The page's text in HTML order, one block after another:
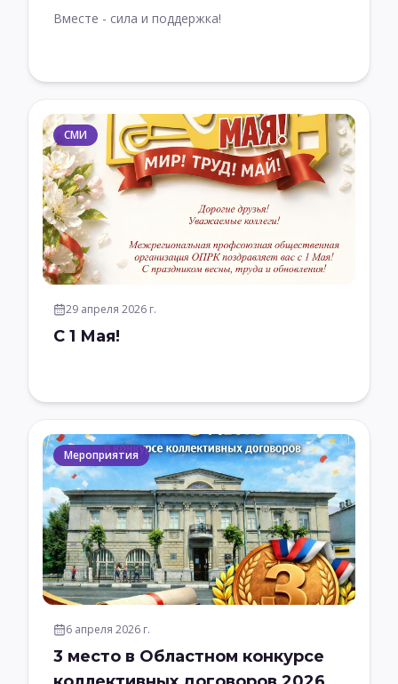
Вместе - сила и поддержка!
СМИ
29 апреля 2026 г.
С 1 Мая!
Мероприятия
6 апреля 2026 г.
3 место в Областном конкурсе